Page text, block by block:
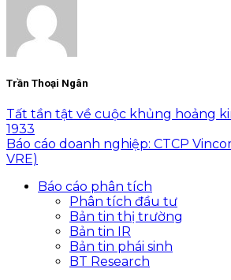
Trần Thoại Ngân
Tất tần tật về cuộc khủng hoảng
1933
Báo cáo doanh nghiệp: CTCP
VRE)
Báo cáo phân tích
Phân tích đầu tư
Bản tin thị trường
Bản tin IR
Bản tin phái sinh
BT Research